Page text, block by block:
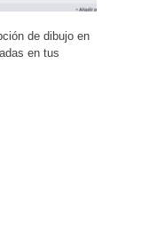
de dibujo en
en tus